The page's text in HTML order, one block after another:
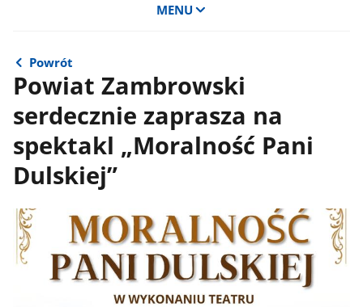
MENU
Powrót
Powiat Zambrowski
serdecznie zaprasza na
spektakl „Moralność Pani
Dulskiej”